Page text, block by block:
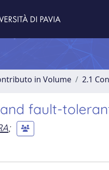
in Volume 2.1
fault-
;